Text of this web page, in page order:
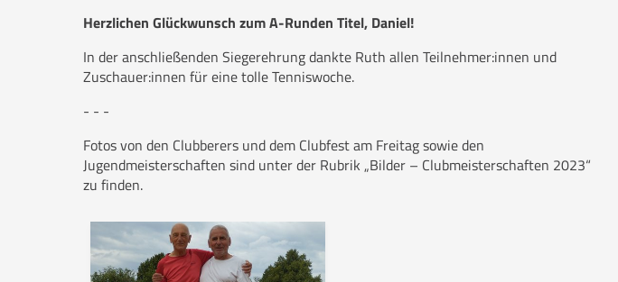
Herzlichen Glückwunsch zum A-Runden Titel, Daniel!
In der anschließenden Siegerehrung dankte Ruth allen Teilnehmer:innen und
Zuschauer:innen für eine tolle Tenniswoche.
- - -
Fotos von den Clubberers und dem Clubfest am Freitag sowie den
Jugendmeisterschaften sind unter der Rubrik „Bilder – Clubmeisterschaften 2023“
zu finden.